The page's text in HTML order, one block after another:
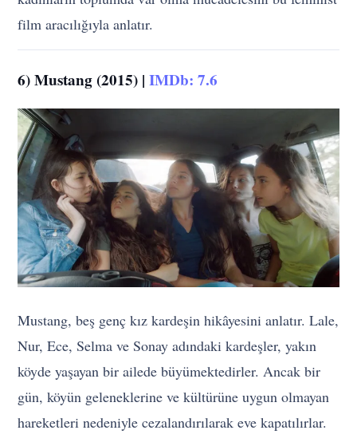
film aracılığıyla anlatır.
6) Mustang (2015) |IMDb: 7.6
Mustang, beş genç kız kardeşin hikâyesini anlatır. Lale,
Nur, Ece, Selma ve Sonay adındaki kardeşler, yakın
köyde yaşayan bir ailede büyümektedirler. Ancak bir
gün, köyün geleneklerine ve kültürüne uygun olmayan
hareketleri nedeniyle cezalandırılarak eve kapatılırlar.